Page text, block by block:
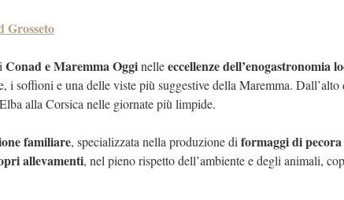
Grosseto
Conad e Maremma Ogginelleeccellenze dell’enogastronomia
i soffioni e una delle viste più suggestive della Maremma.
alla Corsica nelle giornate più limpide.
familiare, specializzata nella produzione di formaggi di
allevamenti, nel pieno rispettodell’ambiente e degli animali,